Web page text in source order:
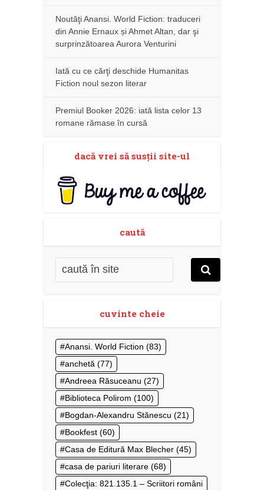
Noutăţi Anansi. World Fiction: traduceri
din Annie Ernaux și Ahmet Altan, dar şi
surprinzătoarea Aurora Venturini
Iată cu ce cărţi deschide Humanitas
Fiction noul sezon literar
Premiul Booker 2026: iată lista celor 13
romane rămase în cursă
dacă vrei să susţii site-ul
caută
cuvinte cheie
Anansi. World Fiction (83)
anchetă (77)
Andreea Răsuceanu (27)
Biblioteca Polirom (100)
Bogdan-Alexandru Stănescu (21)
Bookfest (60)
Casa de Editură Max Blecher (45)
casa de pariuri literare (68)
Colecţia: 821.135.1 – Scriitori români